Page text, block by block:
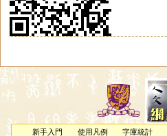
新手入門 使用凡例 字庫統計